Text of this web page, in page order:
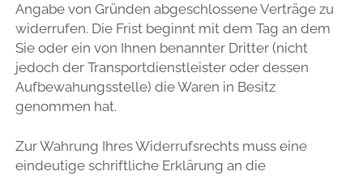
TIPPS ZUR KLEIDERWAHL FÜR TEAM- UND GRUPPENFOTOS
ALLGEMEINE GESCHÄFTSBEDINGUNGEN
WIDERRUFSBELEHRUNG
facebook
instagram
linkedinemailphoneemail-
form
whatsapp
Angabe von Gründen abgeschlossene Verträge zu
widerrufen. Die Frist beginnt mit dem Tag an dem
Sie oder ein von Ihnen benannter Dritter (nicht
jedoch der Transportdienstleister oder dessen
Aufbewahungsstelle) die Waren in Besitz
genommen hat.
Zur Wahrung Ihres Widerrufsrechts muss eine
eindeutige schriftliche Erklärung an die